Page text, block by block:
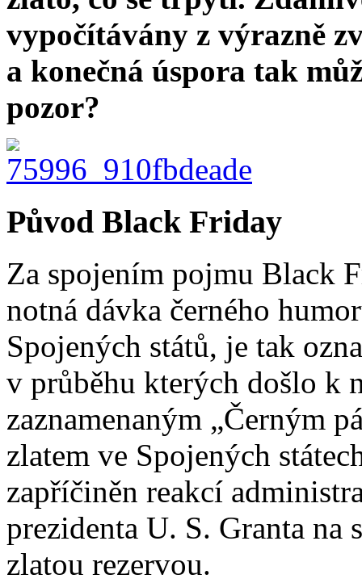
vypočítávány z výrazně
a konečná úspora tak
pozor?
Původ Black Friday
Za spojením pojmu Black
notná dávka černého
Spojených států, je tak
v průběhu kterých došlo k
zaznamenaným „Černým
zlatem ve Spojených
zapříčiněn reakcí
prezidenta U. S. Granta na
zlatou rezervou.